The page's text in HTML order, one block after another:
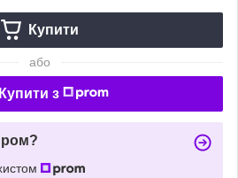
Купити
або
Купити з